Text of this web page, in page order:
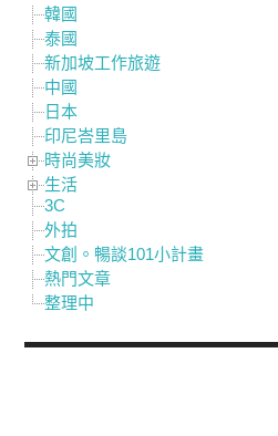
韓國
泰國
新加坡工作旅遊
中國
日本
印尼峇里島
時尚美妝
生活
3C
外拍
文創。暢談101小計畫
熱門文章
整理中